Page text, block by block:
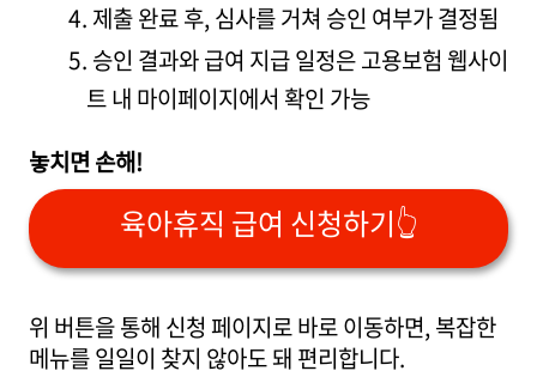
제출 완료 후, 심사를 거쳐 승인 여부가 결정됨
승인 결과와 급여 지급 일정은 고용보험 웹사이
트 내 마이페이지에서 확인 가능
놓치면 손해!
육아휴직 급여 신청하기👆
위 버튼을 통해 신청 페이지로 바로 이동하면, 복잡한
메뉴를 일일이 찾지 않아도 돼 편리합니다.